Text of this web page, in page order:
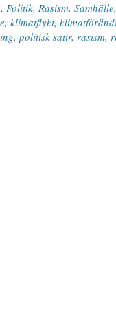
, Politik, Rasism, Samhälle
, klimatflykt,
, politisk satir, rasism,